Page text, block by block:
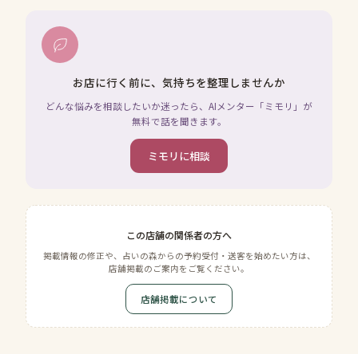
お店に行く前に、気持ちを整理しませんか
どんな悩みを相談したいか迷ったら、AIメンター「ミモリ」が
無料で話を聞きます。
ミモリに相談
この店舗の関係者の方へ
掲載情報の修正や、占いの森からの予約受付・送客を始めたい方は、
店舗掲載のご案内をご覧ください。
店舗掲載について